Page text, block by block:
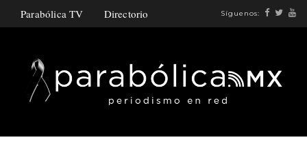
Parabólica TV Directorio Síguenos: